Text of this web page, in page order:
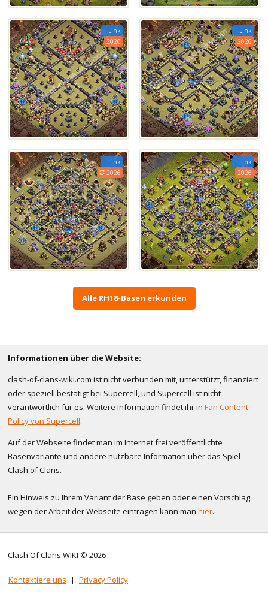
+ Link
2026
+ Link
2026
+ Link
2026
+ Link
2026
Alle RH18-Basen erkunden
Informationen über die Website:
clash-of-clans-wiki.com ist nicht verbunden mit, unterstützt, finanziert
oder speziell bestätigt bei Supercell, und Supercell ist nicht
verantwortlich für es. Weitere Information findet ihr in Fan Content
Policy von Supercell.
Auf der Webseite findet man im Internet frei veröffentlichte
Basenvariante und andere nutzbare Information über das Spiel
Clash of Clans.
Ein Hinweis zu Ihrem Variant der Base geben oder einen Vorschlag
wegen der Arbeit der Webseite eintragen kann man hier.
Clash Of Clans WIKI © 2026
Kontaktiere uns | Privacy Policy